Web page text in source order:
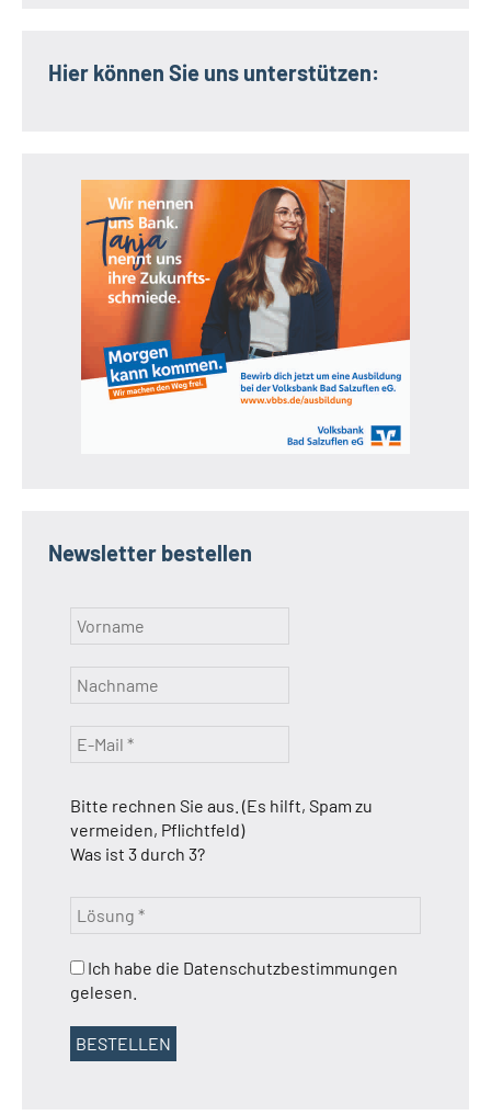
Hier können Sie uns unterstützen:
Newsletter bestellen
Bitte rechnen Sie aus. (Es hilft, Spam zu
vermeiden, Pflichtfeld)
Was ist 3 durch 3?
Ich habe die Datenschutzbestimmungen
gelesen.